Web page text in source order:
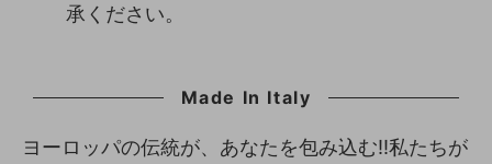
承ください。
Made In Italy
ヨーロッパの伝統が、あなたを包み込む!!私たちが